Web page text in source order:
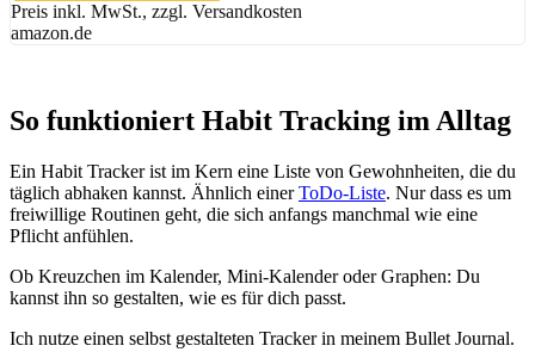
Preis inkl. MwSt., zzgl. Versandkosten
amazon.de
So funktioniert Habit Tracking im Alltag
Ein Habit Tracker ist im Kern eine Liste von Gewohnheiten, die du
täglich abhaken kannst. Ähnlich einerToDo-Liste. Nur dass es um
freiwillige Routinen geht, die sich anfangs manchmal wie eine
Pflicht anfühlen.
Ob Kreuzchen im Kalender, Mini-Kalender oder Graphen: Du
kannst ihn so gestalten, wie es für dich passt.
Ich nutze einen selbst gestalteten Tracker in meinem Bullet Journal.